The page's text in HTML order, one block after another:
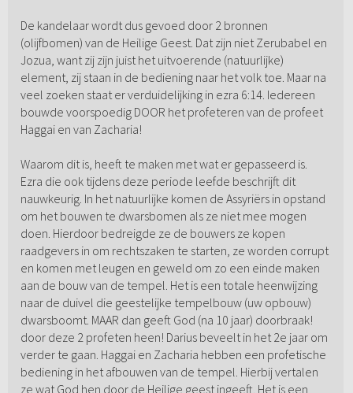
De kandelaar wordt dus gevoed door 2 bronnen
(olijfbomen) van de Heilige Geest. Dat zijn niet Zerubabel en
Jozua, want zij zijn juist het uitvoerende (natuurlijke)
element, zij staan in de bediening naar het volk toe. Maar na
veel zoeken staat er verduidelijking in ezra 6:14. Iedereen
bouwde voorspoedig DOOR het profeteren van de profeet
Haggai en van Zacharia!
Waarom dit is, heeft te maken met wat er gepasseerd is.
Ezra die ook tijdens deze periode leefde beschrijft dit
nauwkeurig. In het natuurlijke komen de Assyriërs in opstand
om het bouwen te dwarsbomen als ze niet mee mogen
doen. Hierdoor bedreigde ze de bouwers ze kopen
raadgevers in om rechtszaken te starten, ze worden corrupt
en komen met leugen en geweld om zo een einde maken
aan de bouw van de tempel. Het is een totale heenwijzing
naar de duivel die geestelijke tempelbouw (uw opbouw)
dwarsboomt. MAAR dan geeft God (na 10 jaar) doorbraak!
door deze 2 profeten heen! Darius beveelt in het 2e jaar om
verder te gaan. Haggai en Zacharia hebben een profetische
bediening in het afbouwen van de tempel. Hierbij vertalen
ze wat God hen door de Heilige geest ingeeft. Het is een